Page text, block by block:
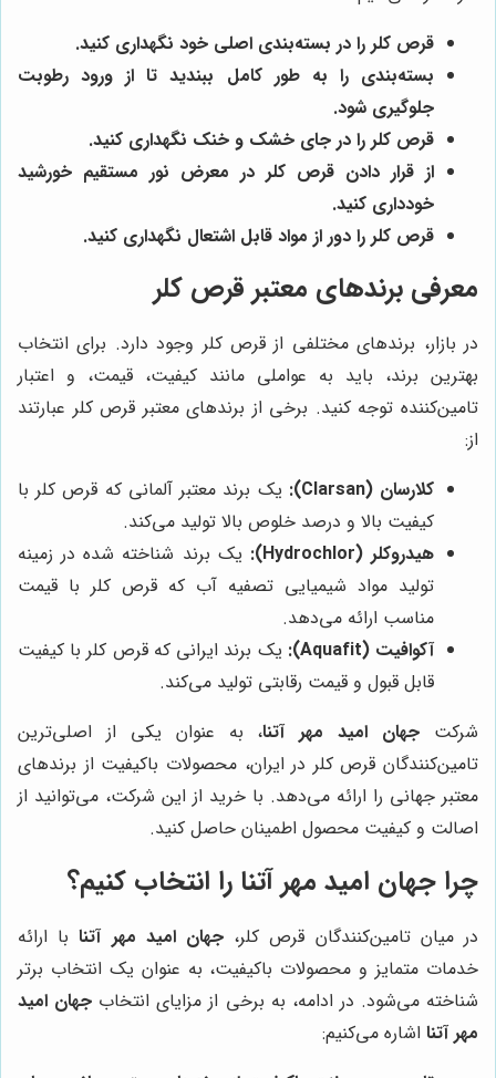
قرص کلر را در بسته‌بندی اصلی خود نگهداری کنید.
بسته‌بندی را به طور کامل ببندید تا از ورود رطوبت
جلوگیری شود.
قرص کلر را در جای خشک و خنک نگهداری کنید.
از قرار دادن قرص کلر در معرض نور مستقیم خورشید
خودداری کنید.
قرص کلر را دور از مواد قابل اشتعال نگهداری کنید.
معرفی برندهای معتبر قرص کلر
در بازار، برندهای مختلفی از قرص کلر وجود دارد. برای انتخاب
بهترین برند، باید به عواملی مانند کیفیت، قیمت، و اعتبار
تامین‌کننده توجه کنید. برخی از برندهای معتبر قرص کلر عبارتند
از:
کلارسان (Clarsan):
یک برند معتبر آلمانی که قرص کلر با
کیفیت بالا و درصد خلوص بالا تولید می‌کند.
هیدروکلر (Hydrochlor):
یک برند شناخته شده در زمینه
تولید مواد شیمیایی تصفیه آب که قرص کلر با قیمت
مناسب ارائه می‌دهد.
آکوافیت (Aquafit):
یک برند ایرانی که قرص کلر با کیفیت
قابل قبول و قیمت رقابتی تولید می‌کند.
شرکت جهان امید مهر آتنا، به عنوان یکی از اصلی‌ترین
تامین‌کنندگان قرص کلر در ایران، محصولات باکیفیت از برندهای
معتبر جهانی را ارائه می‌دهد. با خرید از این شرکت، می‌توانید از
اصالت و کیفیت محصول اطمینان حاصل کنید.
چرا جهان امید مهر آتنا را انتخاب کنیم؟
در میان تامین‌کنندگان قرص کلر، جهان امید مهر آتنابا ارائه
خدمات متمایز و محصولات باکیفیت، به عنوان یک انتخاب برتر
شناخته می‌شود. در ادامه، به برخی از مزایای انتخاب جهان امید
مهر آتنا اشاره می‌کنیم: